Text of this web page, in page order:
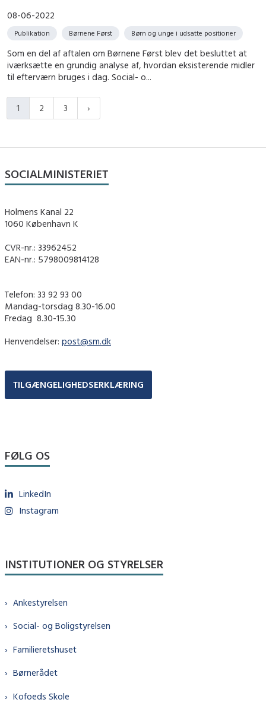
08-06-2022
Publikation Børnene Først Børn og unge i udsatte positioner
Som en del af aftalen om Børnene Først blev det besluttet at
iværksætte en grundig analyse af, hvordan eksisterende midler
til efterværn bruges i dag. Social- o...
1 2 3
SOCIALMINISTERIET
Holmens Kanal 22
1060 København K
CVR-nr.: 33962452
EAN-nr.: 5798009814128
Telefon: 33 92 93 00
Mandag-torsdag 8.30-16.00
Fredag ​ 8.30-15.30
Henvendelser: post@sm.dk
TILGÆNGELIGHEDSERKLÆRING
FØLG OS
LinkedIn
Instagram
INSTITUTIONER OG STYRELSER
Ankestyrelsen
Social- og Boligstyrelsen
Familieretshuset
Børnerådet
Kofoeds Skole